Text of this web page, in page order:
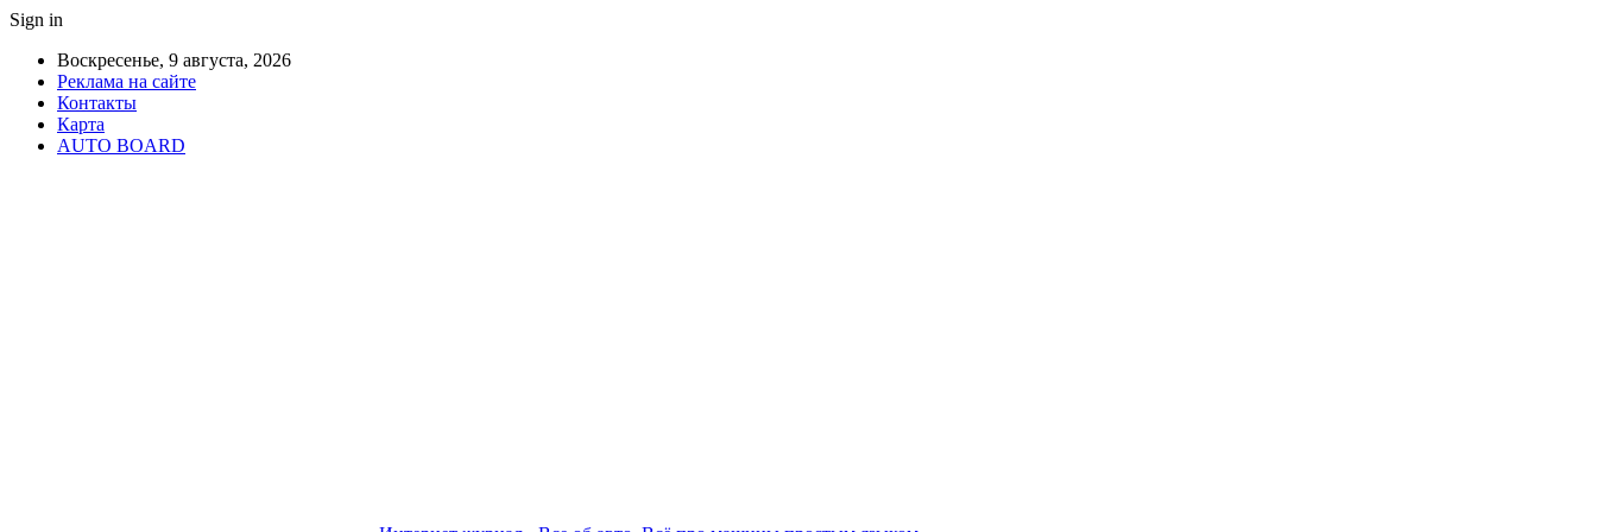
Sign in
Воскресенье, 9 августа, 2026
Реклама на сайте
Контакты
Карта
AUTO BOARD